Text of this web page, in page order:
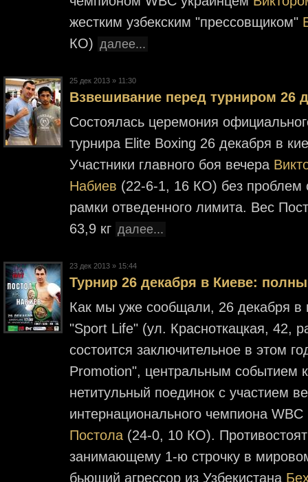
жестким узбекским "прессовщиком"
КО) далее...
25 дек 2013 » 11:30
Взвешивание перед турниром 26
Состоялась церемония
турнира Elite Boxing 26 декабря в
Участники главного боя вечера
Набиев (22-6-1, 16 КО) без проблем
рамки отведенного лимита. Вес
63,9 кг далее...
23 дек 2013 » 15:44
Турнир 26 декабря в Киеве:
Как мы уже сообщали, 26 декабря в
"Sport Life" (ул. Красноткацкая, 42,
состоится заключительное в этом
Promotion", центральным событием
нетитульный поединок с участием
интернационального чемпиона
Постола (24-0, 10 КО).
занимающему 1-ю строчку в
бьющий агрессор из Узбекистана